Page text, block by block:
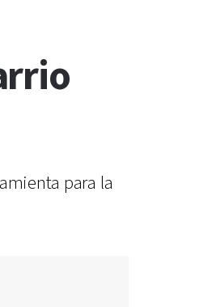
para la